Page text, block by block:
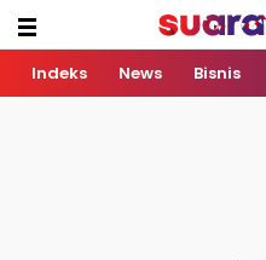
Indeks News Bisnis